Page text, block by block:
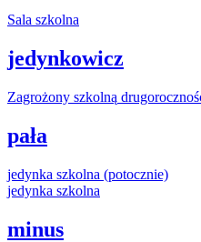
Sala szkolna
jedynkowicz
Zagrożony szkolną
pała
jedynka szkolna (potocznie)
jedynka szkolna
minus